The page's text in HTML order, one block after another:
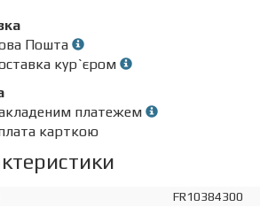
Пошта
кур`єром
платежем
карткою
FR10384300